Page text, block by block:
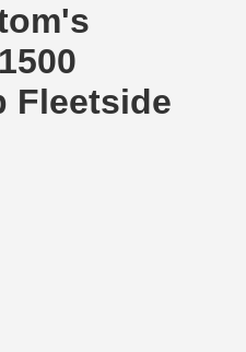
Fleetside